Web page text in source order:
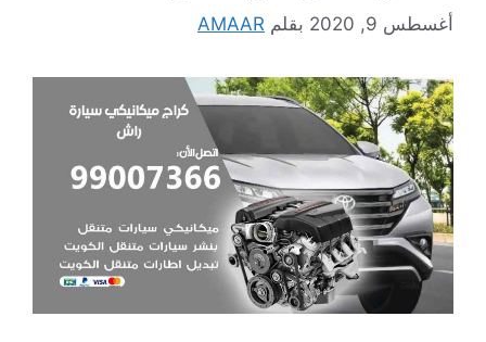
أغسطس 9, 2020 بقلم AMAAR